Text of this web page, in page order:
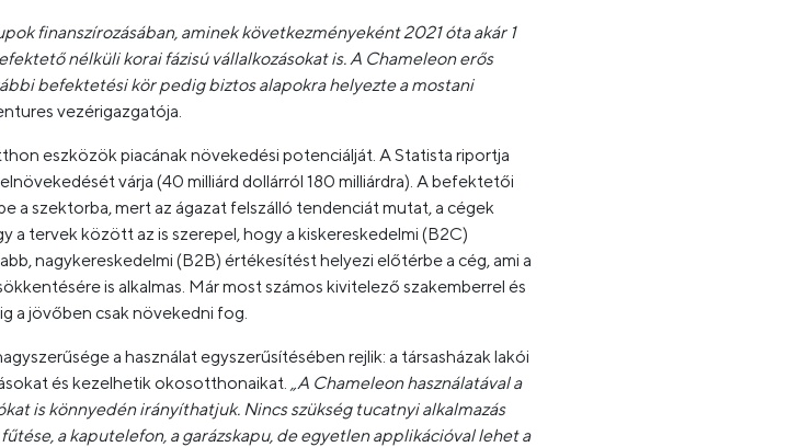
finanszírozásában, aminek következményeként 2021 óta akár 1
nélküli korai fázisú vállalkozásokat is. A Chameleon erős
befektetési kör pedig biztos alapokra helyezte a mostani
vezérigazgatója.
eszközök piacának növekedési potenciálját. A Statista riportja
várja (40 milliárd dollárról 180 milliárdra). A befektetői
a szektorba, mert az ágazat felszálló tendenciát mutat, a cégek
tervek között az is szerepel, hogy a kiskereskedelmi (B2C)
nagykereskedelmi (B2B) értékesítést helyezi előtérbe a cég, ami a
is alkalmas. Már most számos kivitelező szakemberrel és
a jövőben csak növekedni fog.
a használat egyszerűsítésében rejlik: a társasházak lakói
és kezelhetik okosotthonaikat. „A Chameleon használatával a
is könnyedén irányíthatjuk. Nincs szükség tucatnyi alkalmazás
a kaputelefon, a garázskapu, de egyetlen applikációval lehet a